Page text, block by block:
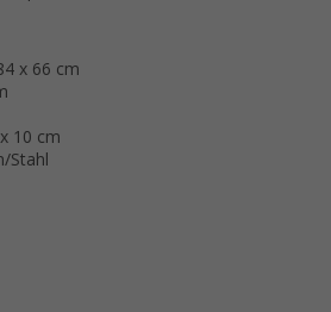
x 66 cm
10 cm
Stahl